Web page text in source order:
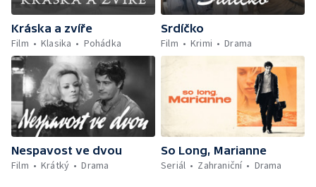
Kráska a zvíře
Film
Klasika Pohádka
Srdíčko
Film
Krimi Drama
Nespavost ve dvou
Film
Krátký Drama
So Long, Marianne
Seriál
Zahraniční Drama